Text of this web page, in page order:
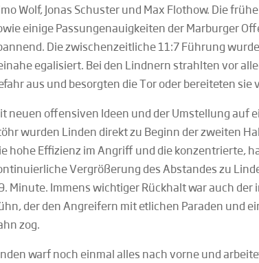
Wolf, Jonas Schuster und Max Flothow. Die
einige Passungenauigkeiten der Marburger
Die zwischenzeitliche 11:7 Führung
egalisiert. Bei den Lindnern strahlten vor
aus und besorgten die Tor oder bereiteten sie
neuen offensiven Ideen und der Umstellung auf
wurden Linden direkt zu Beginn der zweiten
hohe Effizienz im Angriff und die konzentrierte,
Vergrößerung des Abstandes zu
Minute. Immens wichtiger Rückhalt war auch
der den Angreifern mit etlichen Paraden und
zog.
warf noch einmal alles nach vorne und